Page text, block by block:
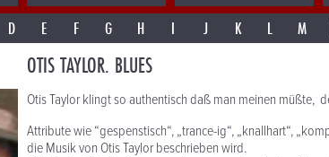
D E F G H I J K L M
OTIS TAYLOR. BLUES
Otis Taylor klingt so authentisch daß man meinen müßte,
Attribute wie “gespenstisch“, „trance-ig“, „knallhart“,
die Musik von Otis Taylor beschrieben wird.